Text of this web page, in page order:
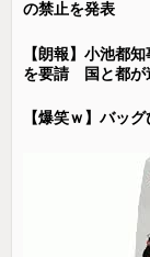
の禁止を発表
【朗報】小池都
を要請 国と都が
【爆笑ｗ】バッ